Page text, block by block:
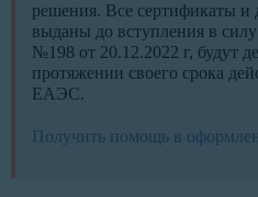
решения. Все сертификаты и
выданы до вступления в
№198 от 20.12.2022 г, будут
протяжении своего срока
ЕАЭС.
Получить помощь в